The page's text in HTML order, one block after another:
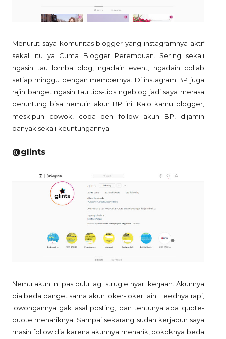
Menurut saya komunitas blogger yang instagramnya aktif
sekali itu ya Cuma Blogger Perempuan. Sering sekali
ngasih tau lomba blog, ngadain event, ngadain collab
setiap minggu dengan membernya. Di instagram BP juga
rajin banget ngasih tau tips-tips ngeblog jadi saya merasa
beruntung bisa nemuin akun BP ini. Kalo kamu blogger,
meskipun cowok, coba deh follow akun BP, dijamin
banyak sekali keuntungannya.
@glints
Nemu akun ini pas dulu lagi strugle nyari kerjaan. Akunnya
dia beda banget sama akun loker-loker lain. Feednya rapi,
lowongannya gak asal posting, dan tentunya ada quote-
quote menariknya. Sampai sekarang sudah kerjapun saya
masih follow dia karena akunnya menarik, pokoknya beda